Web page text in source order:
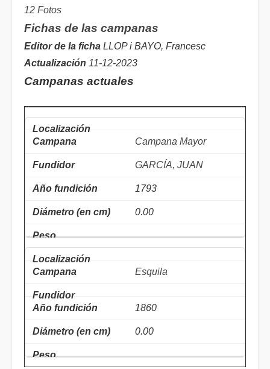
12 Fotos
Fichas de las campanas
Editor de la ficha LLOP i BAYO, Francesc
Actualización 11-12-2023
Campanas actuales
Campana Mayor
GARCÍA, JUAN
1793
0.00
Esquila
1860
0.00